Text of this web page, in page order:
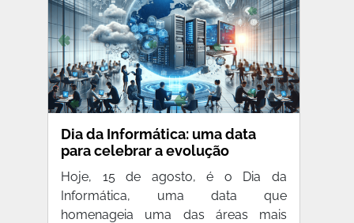
Dia da Informática: uma data
para celebrar a evolução
tecnológica
Hoje, 15 de agosto, é o Dia da
Informática, uma data que
homenageia uma das áreas mais